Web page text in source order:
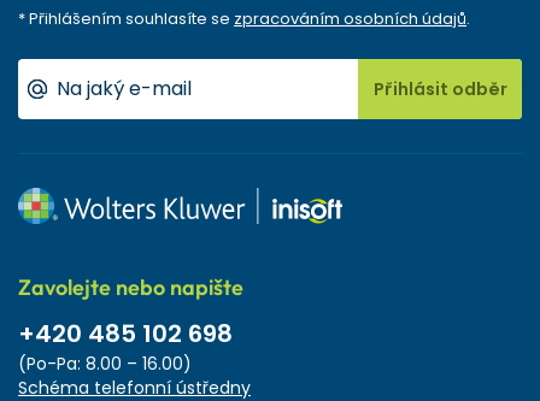
* Přihlášením souhlasíte se zpracováním osobních údajů.
Přihlásit odběr
Zavolejte nebo napište
+420 485 102 698
(Po-Pa: 8.00 – 16.00)
Schéma telefonní ústředny